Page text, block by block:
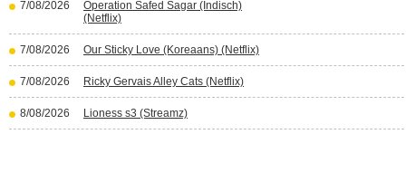
7/08/2026
Operation Safed Sagar (Indisch)
(Netflix)
7/08/2026 Our Sticky Love (Koreaans) (Netflix)
7/08/2026 Ricky Gervais Alley Cats (Netflix)
8/08/2026 Lioness s3 (Streamz)